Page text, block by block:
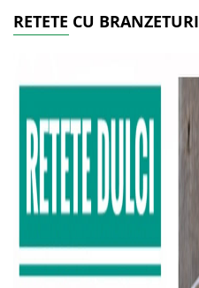
RETETE CU BRANZETURI